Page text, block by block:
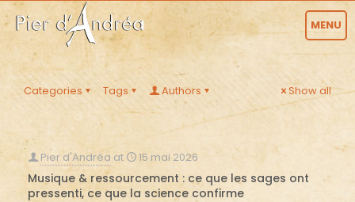
MENU
Categories Tags Authors Show all
Pier d'Andréa at 15 mai 2026
Musique & ressourcement : ce que les sages ont
pressenti, ce que la science confirme